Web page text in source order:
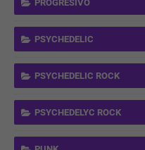
PROGRESIVO
PSYCHEDELIC
PSYCHEDELIC ROCK
PSYCHEDELYC ROCK